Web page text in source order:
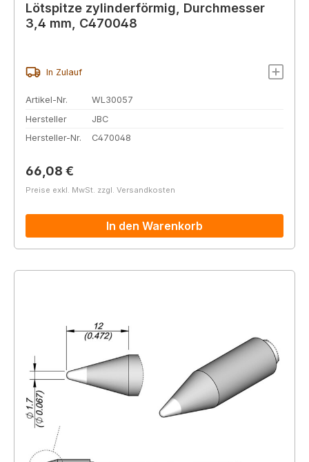
Lötspitze zylinderförmig, Durchmesser
3,4 mm, C470048
In Zulauf
Artikel-Nr.
WL30057
Hersteller
JBC
Hersteller-Nr.
C470048
Regulärer Preis:
66,08 €
Preise exkl. MwSt. zzgl. Versandkosten
In den Warenkorb